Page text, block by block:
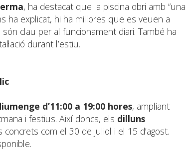
, ha destacat que la piscina obri amb “una
ha explicat, hi ha millores que es veuen a
clau per al funcionament diari. També ha
durant l’estiu.
d’11:00 a 19:00 hores, ampliant
i festius. Així doncs, els dilluns
com el 30 de juliol i el 15 d’agost.